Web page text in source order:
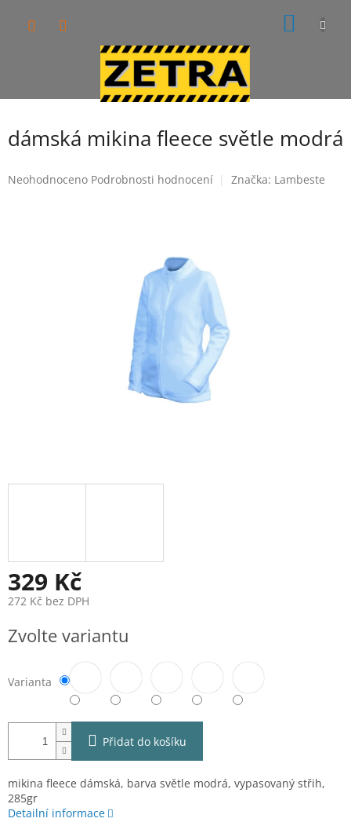
dámská mikina fleece světle modrá
Průměrné
Neohodnoceno Podrobnosti hodnocení Značka: Lambeste
329 Kč
272 Kč bez DPH
cena:
Zvolte variantu
Varianta
Přidat do košíku
mikina fleece dámská, barva světle modrá, vypasovaný střih,
285gr
Detailní informace